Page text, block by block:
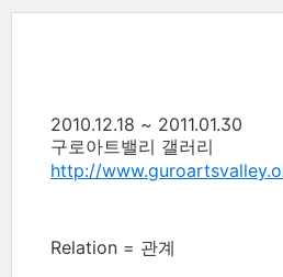
2010.12.18 ~ 2011.01.30
구로아트밸리 갤러리
http://
Relation = 관계